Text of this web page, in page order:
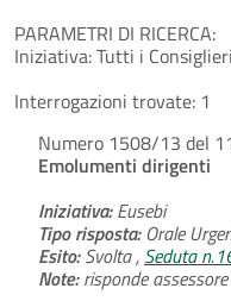
PARAMETRI DI RICERCA:
Iniziativa:Tutti i Consiglieri
Interrogazioni trovate: 1
Numero 1508/13 del
Emolumenti dirigenti
Iniziativa:Eusebi
Tipo risposta:Orale
Esito:Svolta , Seduta
Note:risponde